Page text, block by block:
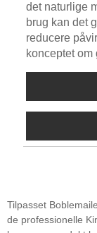
det naturlige
brug kan det
reducere
konceptet
Tilpasset
de professionelle